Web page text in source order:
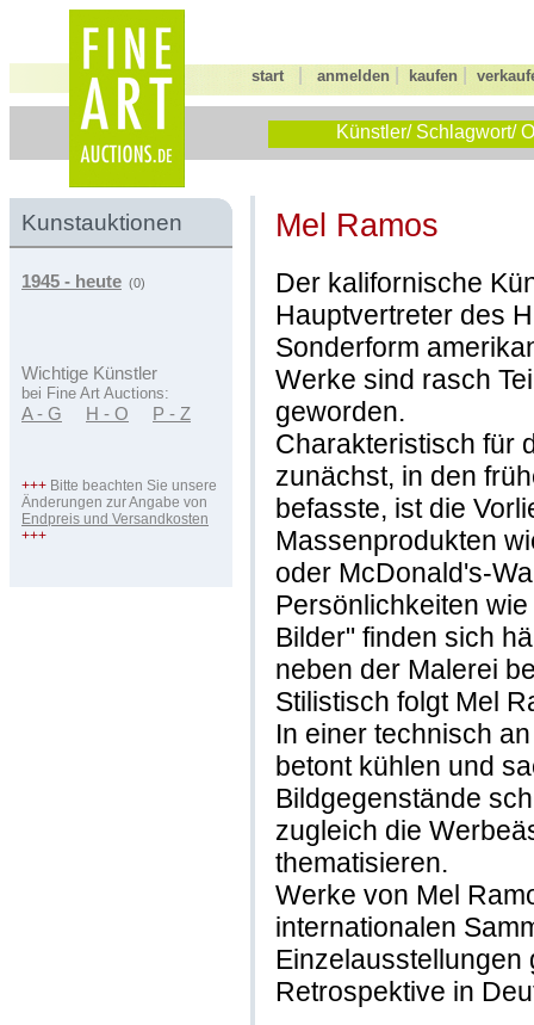
start anmelden kaufen
Künstler/ Schlagwort/
Kunstauktionen
1945 - heute (0)
Wichtige Künstler
bei Fine Art Auctions:
A - G H - O P - Z
+++ Bitte beachten Sie unsere
Änderungen zur Angabe von
Endpreis und Versandkosten
+++
Mel Ramos
Der kalifornische
Hauptvertreter des
Sonderform
Werke sind rasch
geworden.
Charakteristisch für
zunächst, in den
befasste, ist die
Massenprodukten
oder McDonald's-
Persönlichkeiten
Bilder" finden sich
neben der Malerei
Stilistisch folgt Mel
In einer technisch
betont kühlen und
Bildgegenstände
zugleich die
thematisieren.
Werke von Mel
internationalen
Einzelausstellungen
Retrospektive in